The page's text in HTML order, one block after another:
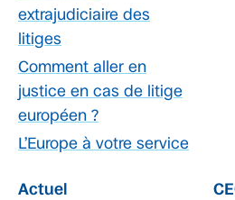
extrajudiciaire des
litiges
Comment aller en
justice en cas de litige
européen ?
L’Europe à votre service
Actuel